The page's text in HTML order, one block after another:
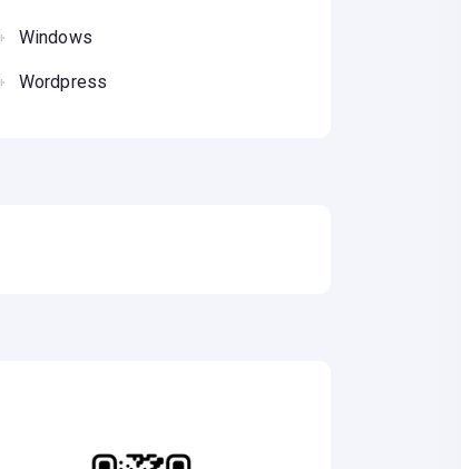
Windows
Wordpress